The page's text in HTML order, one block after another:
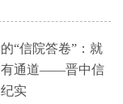
“信院答卷”：就
有通道——晋中信
实